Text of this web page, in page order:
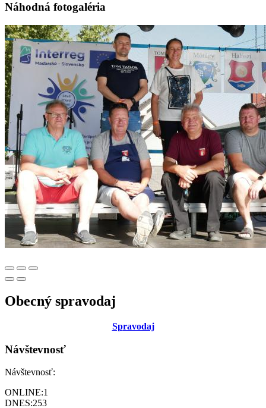
Náhodná fotogaléria
Obecný spravodaj
Spravodaj
Návštevnosť
Návštevnosť:
ONLINE:1
DNES:253